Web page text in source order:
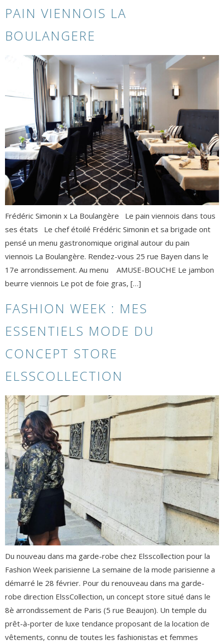
PAIN VIENNOIS LA
BOULANGERE
Frédéric Simonin x La Boulangère Le pain viennois dans tous
ses états Le chef étoilé Frédéric Simonin et sa brigade ont
pensé un menu gastronomique original autour du pain
viennois La Boulangère. Rendez-vous 25 rue Bayen dans le
17e arrondissement. Au menu AMUSE-BOUCHE Le jambon
beurre viennois Le pot de foie gras, […]
FASHION WEEK : MES
ESSENTIELS MODE DU
CONCEPT STORE
ELSSCOLLECTION
Du nouveau dans ma garde-robe chez Elsscollection pour la
Fashion Week parisienne La semaine de la mode parisienne a
démarré le 28 février. Pour du renouveau dans ma garde-
robe direction ElssCollection, un concept store situé dans le
8è arrondissement de Paris (5 rue Beaujon). Un temple du
prêt-à-porter de luxe tendance proposant de la location de
vêtements, connu de toutes les fashionistas et femmes